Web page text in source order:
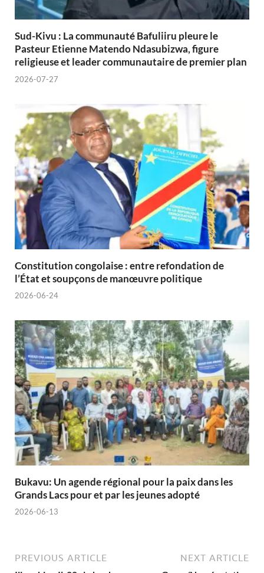
Sud-Kivu : La communauté Bafuliiru pleure le
Pasteur Etienne Matendo Ndasubizwa, figure
religieuse et leader communautaire de premier plan
2026-07-27
Constitution congolaise : entre refondation de
l’État et soupçons de manœuvre politique
2026-06-24
Bukavu: Un agende régional pour la paix dans les
Grands Lacs pour et par les jeunes adopté
2026-06-13
PREVIOUS ARTICLE NEXT ARTICLE